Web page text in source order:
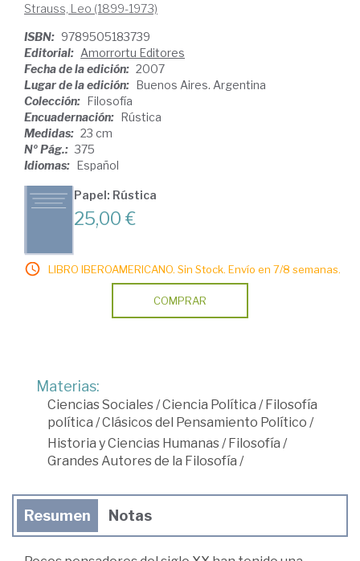
Strauss, Leo (1899-1973)
ISBN: 9789505183739
Editorial: Amorrortu Editores
Fecha de la edición: 2007
Lugar de la edición: Buenos Aires. Argentina
Colección: Filosofía
Encuadernación: Rústica
Medidas: 23 cm
Nº Pág.: 375
Idiomas: Español
Papel: Rústica
25,00 €
LIBRO IBEROAMERICANO. Sin Stock. Envío en 7/8 semanas.
COMPRAR
Materias:
Ciencias Sociales/Ciencia Política /Filosofía
política /Clásicos del Pensamiento Político /
Historia y Ciencias Humanas/Filosofía /
Grandes Autores de la Filosofía /
Resumen Notas